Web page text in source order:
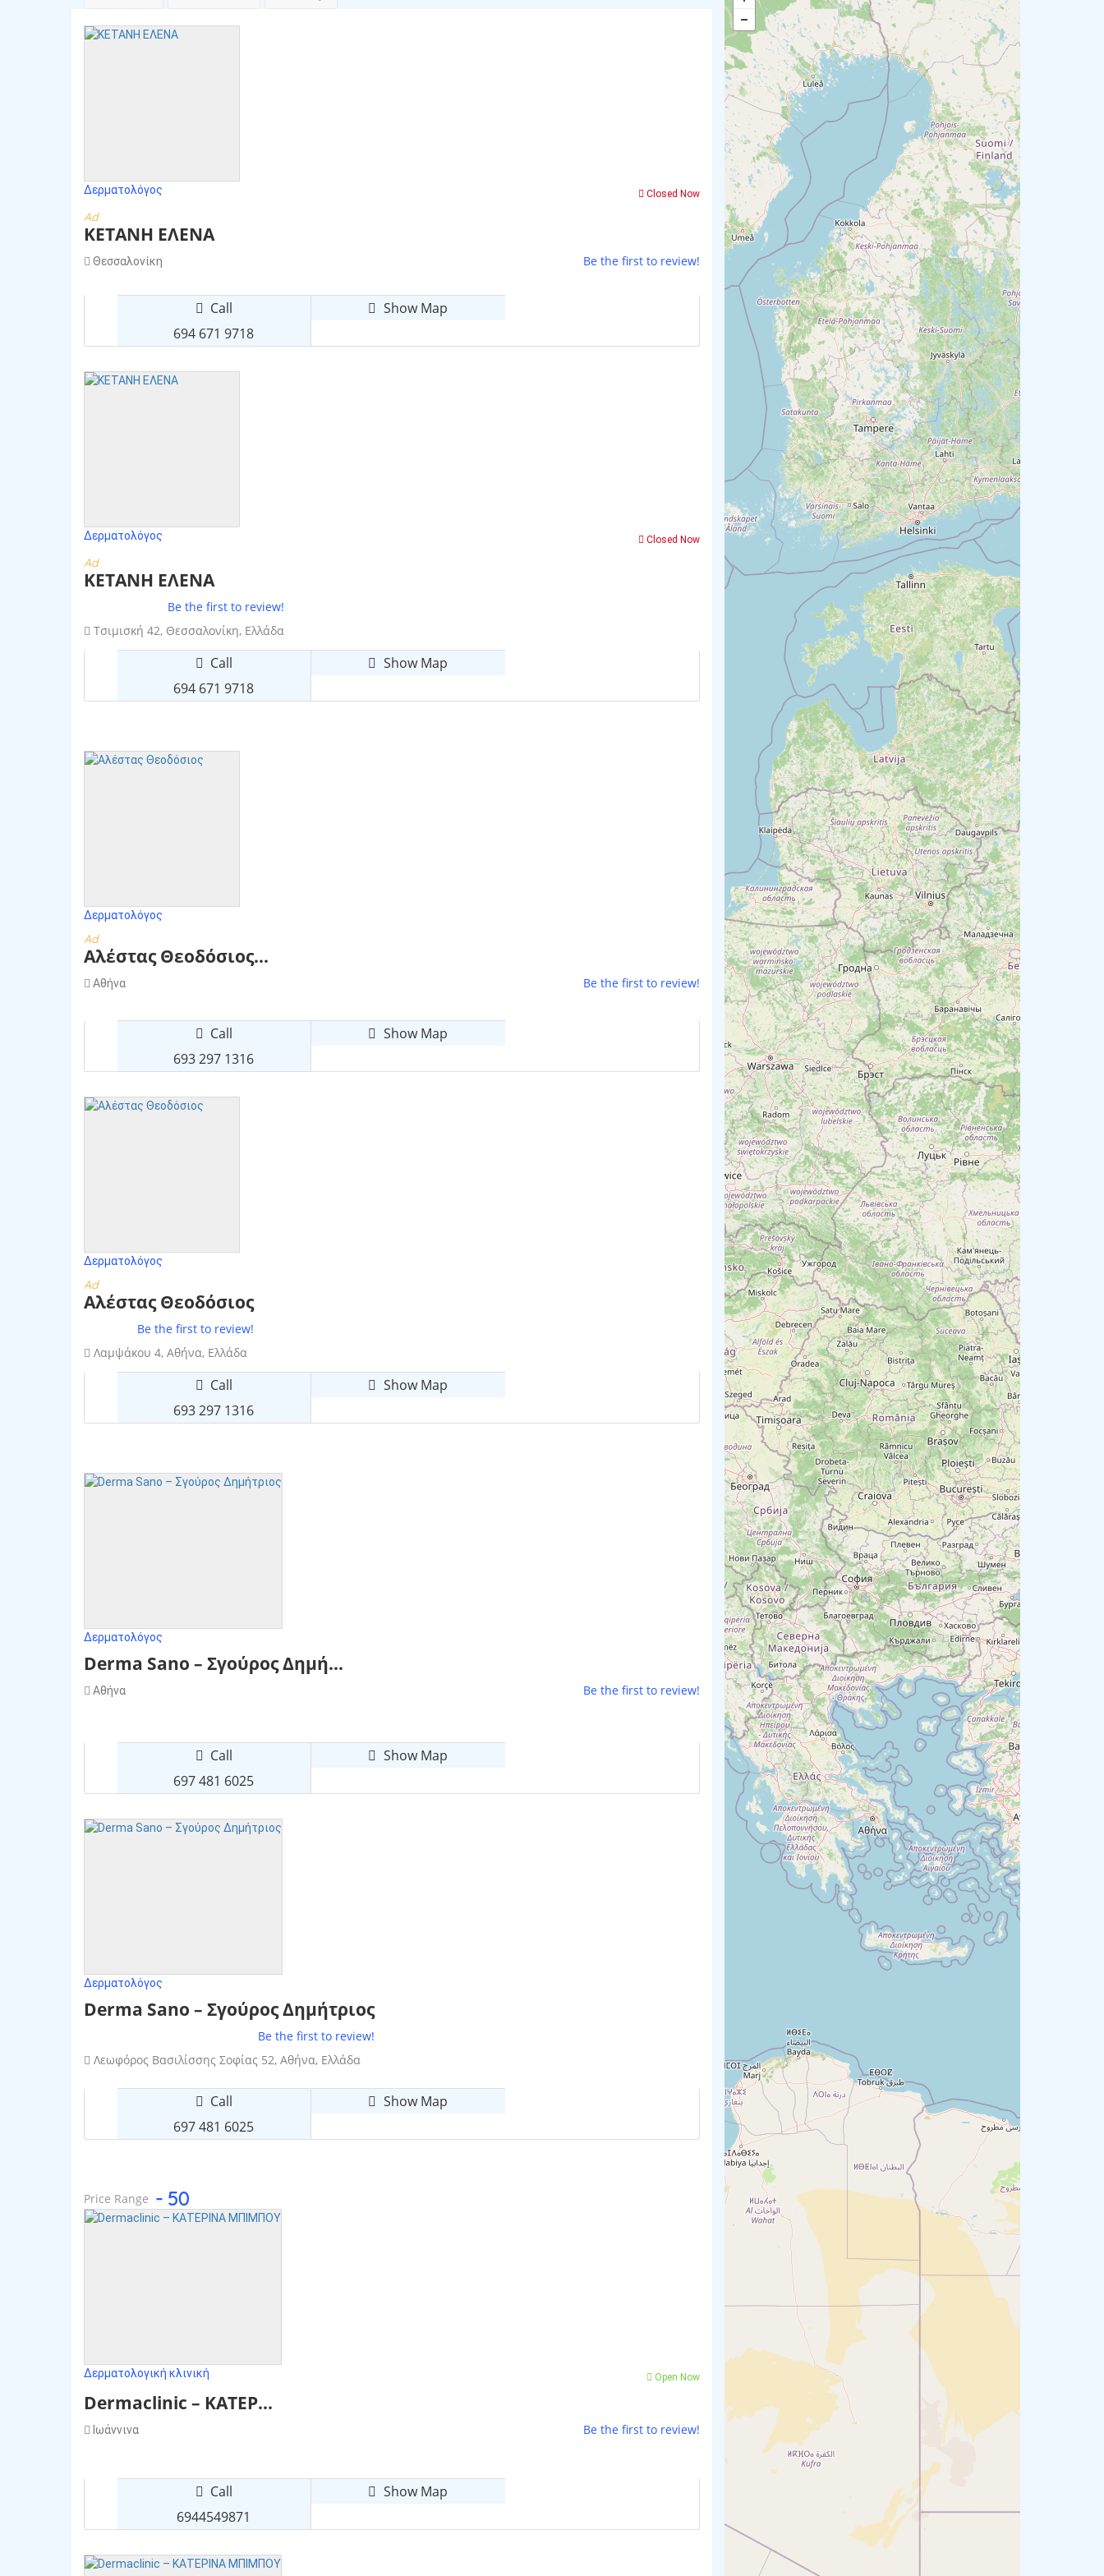
Δερματολόγος Closed Now
Ad
ΚΕΤΑΝΗ ΕΛΕΝΑ
Be the first to review!
Θεσσαλονίκη
Call
694 671 9718
Show Map
Δερματολόγος Closed Now
Ad
ΚΕΤΑΝΗ ΕΛΕΝΑ
Be the first to review!
Τσιμισκή 42, Θεσσαλονίκη, Ελλάδα
Call
694 671 9718
Show Map
Δερματολόγος
Ad
Αλέστας Θεοδόσιος...
Be the first to review!
Αθήνα
Call
693 297 1316
Show Map
Δερματολόγος
Ad
Αλέστας Θεοδόσιος
Be the first to review!
Λαμψάκου 4, Αθήνα, Ελλάδα
Call
693 297 1316
Show Map
Δερματολόγος
Derma Sano – Σγούρος Δημή...
Be the first to review!
Αθήνα
Call
697 481 6025
Show Map
Δερματολόγος
Derma Sano – Σγούρος Δημήτριος
Be the first to review!
Λεωφόρος Βασιλίσσης Σοφίας 52, Αθήνα, Ελλάδα
Call
697 481 6025
Show Map
Price Range - 50
Δερματολογική κλινική Open Now
Dermaclinic – ΚΑΤΕΡ...
Be the first to review!
Ιωάννινα
Call
6944549871
Show Map